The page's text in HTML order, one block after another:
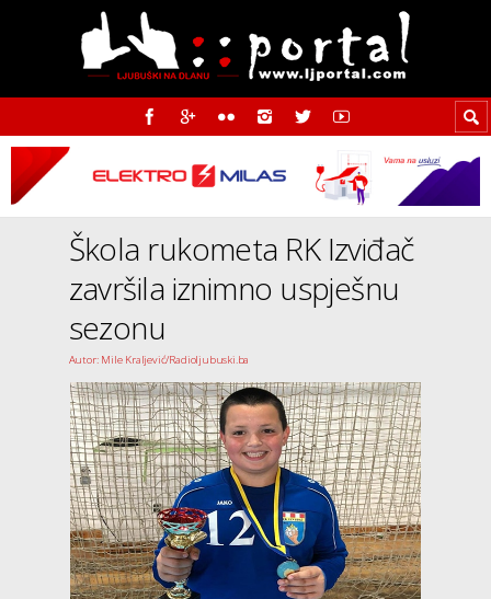
Škola rukometa RK Izviđač
završila iznimno uspješnu
sezonu
Autor: Mile Kraljević/Radioljubuski.ba